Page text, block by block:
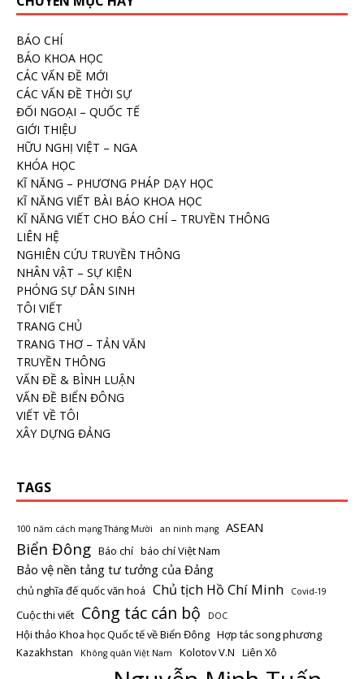
BÁO CHÍ
BÁO KHOA HỌC
CÁC VẤN ĐỀ MỚI
CÁC VẤN ĐỀ THỜI SỰ
ĐỐI NGOẠI – QUỐC TẾ
GIỚI THIỆU
HỮU NGHỊ VIỆT – NGA
KHÓA HỌC
KĨ NĂNG – PHƯƠNG PHÁP DẠY HỌC
KĨ NĂNG VIẾT BÀI BÁO KHOA HỌC
KĨ NĂNG VIẾT CHO BÁO CHÍ – TRUYỀN THÔNG
LIÊN HỆ
NGHIÊN CỨU TRUYỀN THÔNG
NHÂN VẬT – SỰ KIỆN
PHÓNG SỰ DÂN SINH
TÔI VIẾT
TRANG CHỦ
TRANG THƠ – TẢN VĂN
TRUYỀN THÔNG
VẤN ĐỀ & BÌNH LUẬN
VẤN ĐỀ BIỂN ĐÔNG
VIẾT VỀ TÔI
XÂY DỰNG ĐẢNG
TAGS
100 năm cách mạng Tháng Mười an ninh mạng ASEAN
Biển Đông Báo chí báo chí Việt Nam
Bảo vệ nền tảng tư tưởng của Đảng
chủ nghĩa đế quốc văn hoá Chủ tịch Hồ Chí Minh Covid-19
Cuộc thi viết Công tác cán bộ DOC
Hội thảo Khoa học Quốc tế về Biển Đông Hợp tác song phương
Kazakhstan
Không quân Việt Nam Kolotov V.N Liên Xô